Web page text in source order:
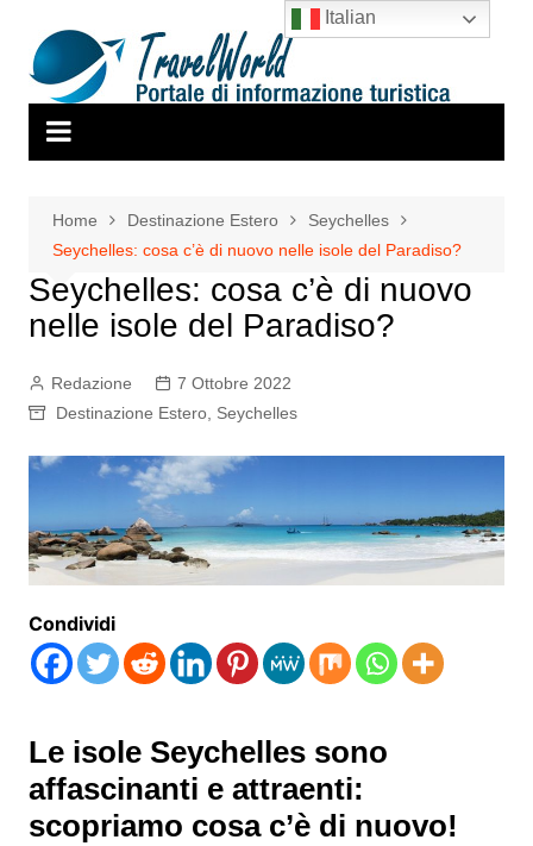
contenuto
Home Destinazione Estero
Seychelles
Seychelles: cosa c’è di nuovo nelle isole del Paradiso?
Seychelles: cosa c’è di nuovo
nelle isole del Paradiso?
Redazione
7 Ottobre 2022
Destinazione Estero, Seychelles
Condividi
Le isole Seychelles sono
affascinanti e attraenti:
scopriamo cosa c’è di nuovo!
Italian